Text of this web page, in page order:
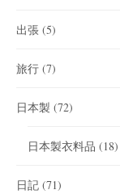
出張 (5)
旅行 (7)
日本製 (72)
日本製衣料品 (18)
日記 (71)